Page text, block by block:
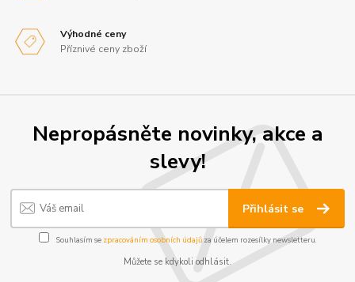
Výhodné ceny
Příznivé ceny zboží
Nepropásněte novinky, akce a
slevy!
Přihlásit se
Souhlasím se zpracováním osobních údajůza účelem rozesílky newsletteru.
Můžete se kdykoli odhlásit.